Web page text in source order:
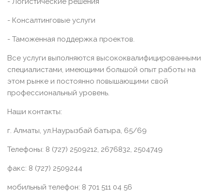
- Консалтинговые услуги
- Таможенная поддержка проектов.
Все услуги выполняются высококвалифицированными
специалистами, имеющими большой опыт работы на
этом рынке и постоянно повышающими свой
профессиональный уровень.
Наши контакты:
г. Алматы, ул.Наурызбай батыра, 65/69
Телефоны: 8 (727) 2509212, 2676832, 2504749
факс: 8 (727) 2509244
мобильный телефон: 8 701 511 04 56